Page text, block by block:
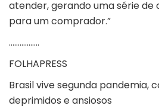
atender, gerando uma série
para um comprador.”
……………..
FOLHAPRESS
Brasil vive segunda pandemia,
deprimidos e ansiosos